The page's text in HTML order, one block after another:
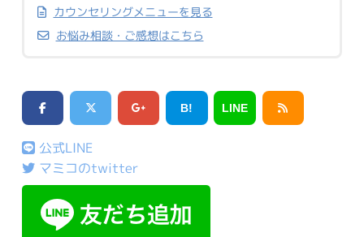
カウンセリングメニューを見る
お悩み相談・ご感想はこちら
B! LINE
公式LINE
マミコのtwitter